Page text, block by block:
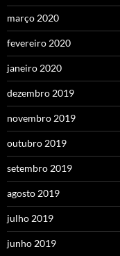
março 2020
fevereiro 2020
janeiro 2020
dezembro 2019
novembro 2019
outubro 2019
setembro 2019
agosto 2019
julho 2019
junho 2019